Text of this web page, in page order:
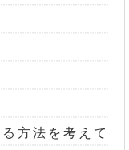
方法を考えて